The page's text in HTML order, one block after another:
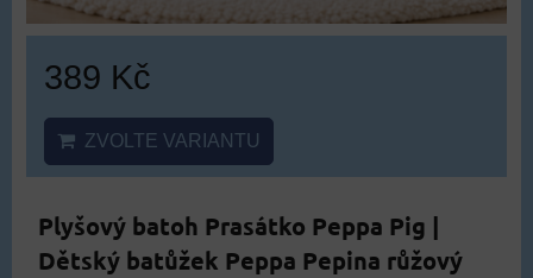
389 Kč
ZVOLTE VARIANTU
Plyšový batoh Prasátko Peppa Pig |
Dětský batůžek Peppa Pepina růžový